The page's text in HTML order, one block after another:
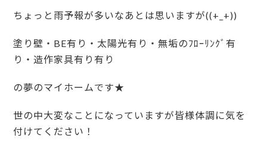
ちょっと雨予報が多いなあとは思いますが((+_+))
塗り壁・BE有り・太陽光有り・無垢のﾌﾛｰﾘﾝｸﾞ有
り・造作家具有り有り
の夢のマイホームです★
世の中大変なことになっていますが皆様体調に気を
付けてください！